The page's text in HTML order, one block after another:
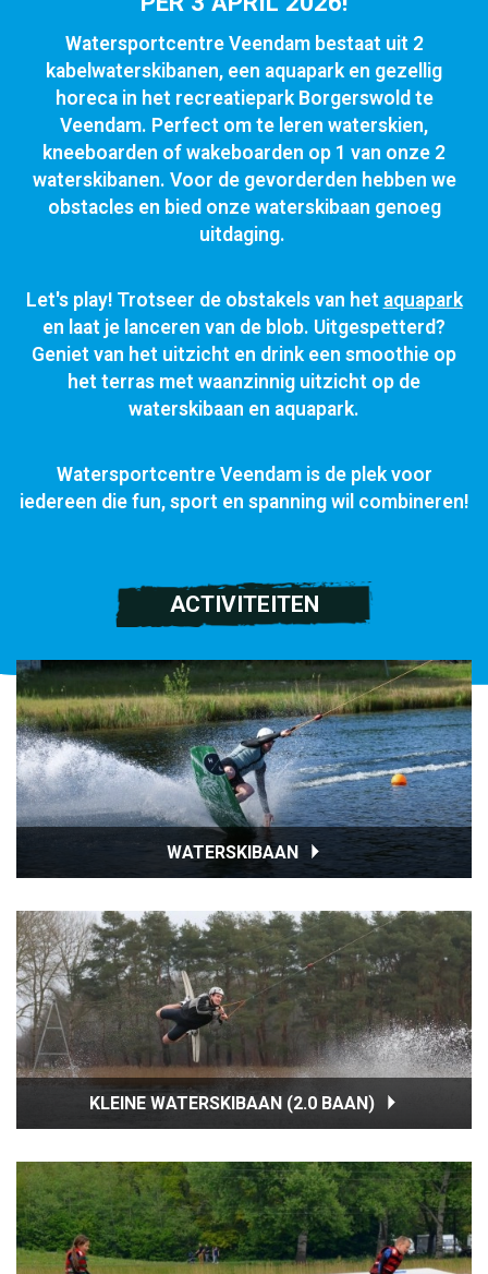
Watersportcentre Veendam bestaat uit 2
kabelwaterskibanen, een aquapark en gezellig
horeca in het recreatiepark Borgerswold te
Veendam. Perfect om te leren waterskien,
kneeboarden of wakeboarden op 1 van onze 2
waterskibanen. Voor de gevorderden hebben we
obstacles en bied onze waterskibaan genoeg
uitdaging.
Let's play! Trotseer de obstakels van het aquapark
en laat je lanceren van de blob. Uitgespetterd?
Geniet van het uitzicht en drink een smoothie op
het terras met waanzinnig uitzicht op de
waterskibaan en aquapark.
Watersportcentre Veendam is de plek voor
iedereen die fun, sport en spanning wil combineren!
ACTIVITEITEN
WATERSKIBAAN
KLEINE WATERSKIBAAN (2.0 BAAN)